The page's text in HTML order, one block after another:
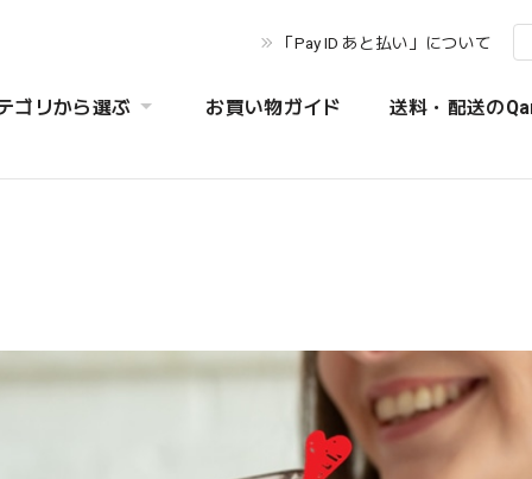
「Pay ID あと払い」について
ゴリから選ぶ お買い物ガイド 送料・配送の